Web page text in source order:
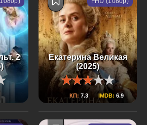
2
Екатерина Великая
(2025)
КП: 7.3 IMDB: 6.9